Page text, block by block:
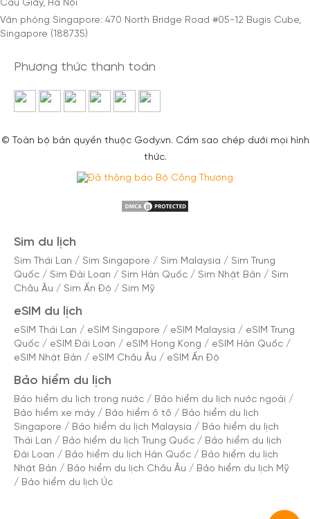
Cầu Giấy, Hà Nội
Văn phòng Singapore: 470 North Bridge Road #05-12 Bugis Cube,
Singapore (188735)
Phương thức thanh toán
© Toàn bộ bản quyền thuộc Gody.vn. Cấm sao chép dưới mọi hình
thức.
Sim du lịch
Sim Thái Lan / Sim Singapore / Sim Malaysia / Sim Trung
Quốc / Sim Đài Loan / Sim Hàn Quốc / Sim Nhật Bản / Sim
Châu Âu / Sim Ấn Độ / Sim Mỹ
eSIM du lịch
eSIM Thái Lan / eSIM Singapore / eSIM Malaysia / eSIM Trung
Quốc / eSIM Đài Loan / eSIM Hong Kong / eSIM Hàn Quốc /
eSIM Nhật Bản / eSIM Châu Âu / eSIM Ấn Độ
Bảo hiểm du lịch
Bảo hiểm du lịch trong nước / Bảo hiểm du lịch nước ngoài /
Bảo hiểm xe máy / Bảo hiểm ô tô / Bảo hiểm du lịch
Singapore / Bảo hiểm du lịch Malaysia / Bảo hiểm du lịch
Thái Lan / Bảo hiểm du lịch Trung Quốc / Bảo hiểm du lịch
Đài Loan / Bảo hiểm du lịch Hàn Quốc / Bảo hiểm du lịch
Nhật Bản / Bảo hiểm du lịch Châu Âu / Bảo hiểm du lịch Mỹ
/ Bảo hiểm du lịch Úc